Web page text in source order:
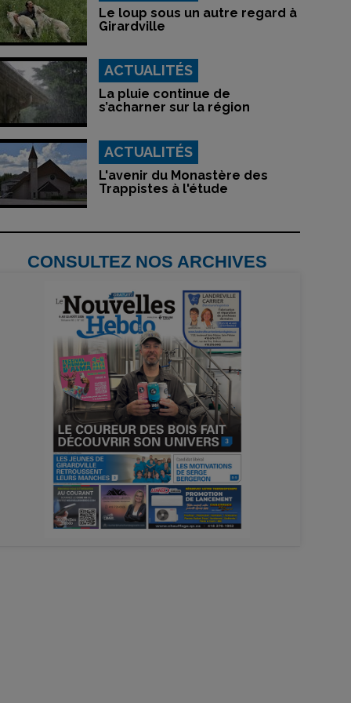
Le loup sous un autre regard à
Girardville
ACTUALITÉS
La pluie continue de
s’acharner sur la région
ACTUALITÉS
L'avenir du Monastère des
Trappistes à l'étude
CONSULTEZ NOS ARCHIVES